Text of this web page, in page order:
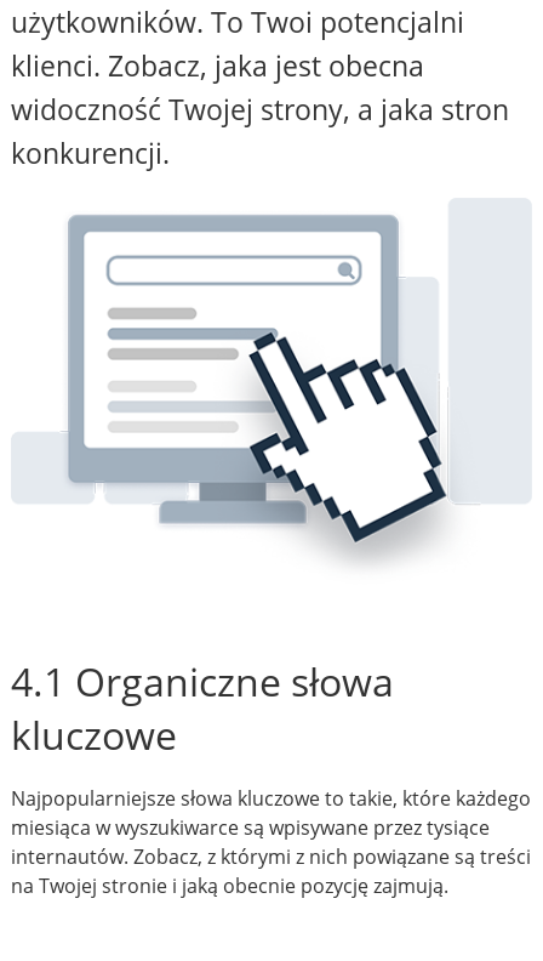
użytkowników. To Twoi potencjalni
klienci. Zobacz, jaka jest obecna
widoczność Twojej strony, a jaka stron
konkurencji.
4.1 Organiczne słowa
kluczowe
Najpopularniejsze słowa kluczowe to takie, które każdego
miesiąca w wyszukiwarce są wpisywane przez tysiące
internautów. Zobacz, z którymi z nich powiązane są treści
na Twojej stronie i jaką obecnie pozycję zajmują.